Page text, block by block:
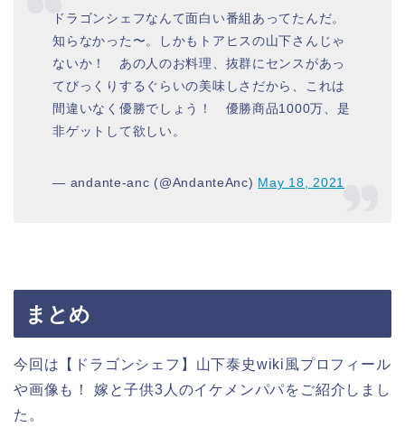
ドラゴンシェフなんて面白い番組あってたんだ。
知らなかった〜。しかもトアヒスの山下さんじゃ
ないか！ あの人のお料理、抜群にセンスがあっ
てびっくりするぐらいの美味しさだから、これは
間違いなく優勝でしょう！ 優勝商品1000万、是
非ゲットして欲しい。
— andante-anc (@AndanteAnc) May 18, 2021
まとめ
今回は【ドラゴンシェフ】山下泰史wiki風プロフィール
や画像も！ 嫁と子供3人のイケメンパパをご紹介しまし
た。